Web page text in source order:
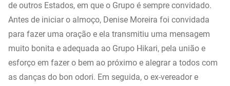
de outros Estados, em que o Grupo é sempre convidado.
Antes de iniciar o almoço, Denise Moreira foi convidada
para fazer uma oração e ela transmitiu uma mensagem
muito bonita e adequada ao Grupo Hikari, pela união e
esforço em fazer o bem ao próximo e alegrar a todos com
as danças do bon odori. Em seguida, o ex-vereador e